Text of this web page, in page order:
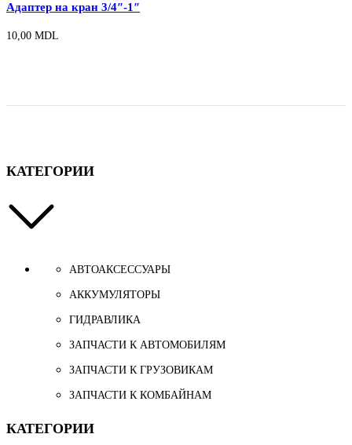
Адаптер на кран 3/4″-1″
10,00 MDL
КАТЕГОРИИ
АВТОАКСЕССУАРЫ
АККУМУЛЯТОРЫ
ГИДРАВЛИКА
ЗАПЧАСТИ К АВТОМОБИЛЯМ
ЗАПЧАСТИ К ГРУЗОВИКАМ
ЗАПЧАСТИ К КОМБАЙНАМ
КАТЕГОРИИ